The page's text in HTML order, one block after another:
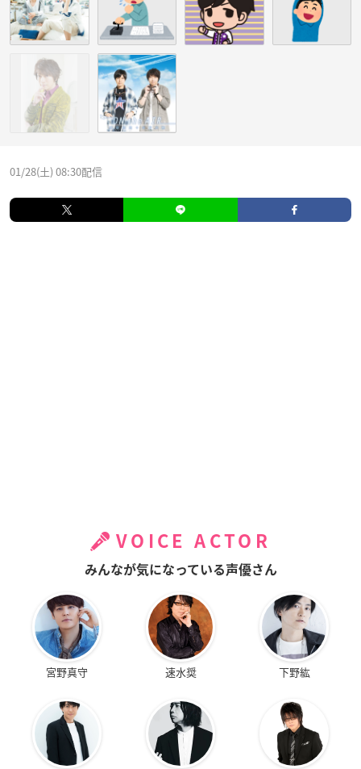
01/28(土) 08:30配信
VOICE ACTOR
みんなが気になっている声優さん
宮野真守 速水奨 下野紘